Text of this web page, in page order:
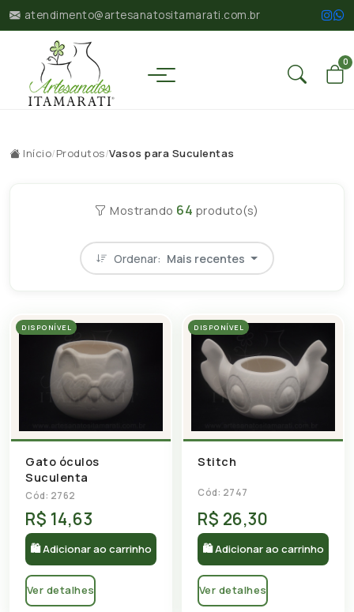
atendimento@artesanatositamarati.com.br
0
Início/Produtos/Vasos para Suculentas
Mostrando 64 produto(s)
Ordenar: Mais recentes
DISPONÍVEL
Gato óculos
Suculenta
Cód: 2762
R$ 14,63
🛍 Adicionar ao carrinho
Ver detalhes
DISPONÍVEL
Stitch
Cód: 2747
R$ 26,30
🛍 Adicionar ao carrinho
Ver detalhes